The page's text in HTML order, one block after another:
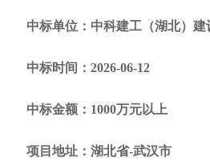
中标单位：中科建工（湖北）建
中标时间：2026-06-12
中标金额：1000万元以上
项目地址：湖北省-武汉市